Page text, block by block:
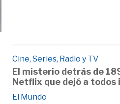
Cine, Series, Radio y TV
El misterio detrás de
Netflix que dejó a
El Mundo